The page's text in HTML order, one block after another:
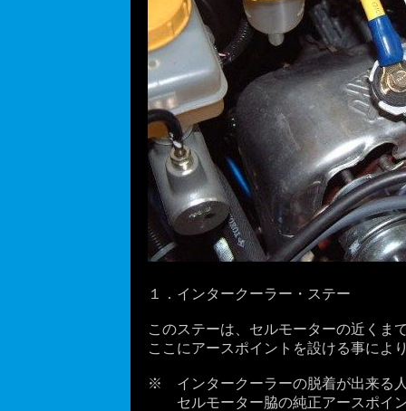
１．インタークーラー・ステー
このステーは、セルモーターの近くま
ここにアースポイントを設ける事によ
※ インタークーラーの脱着が出来る人
セルモーター脇の純正アースポイン